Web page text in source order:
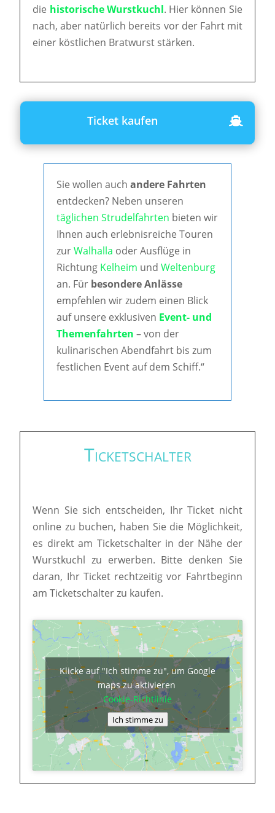
die historische Wurstkuchl. Hier können Sie
nach, aber natürlich bereits vor der Fahrt mit
einer köstlichen Bratwurst stärken.
Ticket kaufen
Sie wollen auch andere Fahrten
entdecken? Neben unseren
täglichen Strudelfahrten bieten wir
Ihnen auch erlebnisreiche Touren
zurWalhalla oder Ausflüge in
Richtung Kelheim und Weltenburg
an. Für besondere Anlässe
empfehlen wir zudem einen Blick
auf unsere exklusiven Event- und
Themenfahrten – von der
kulinarischen Abendfahrt bis zum
festlichen Event auf dem Schiff.“
Ticketschalter
Wenn Sie sich entscheiden, Ihr Ticket nicht
online zu buchen, haben Sie die Möglichkeit,
es direkt am Ticketschalter in der Nähe der
Wurstkuchl zu erwerben. Bitte denken Sie
daran, Ihr Ticket rechtzeitig vor Fahrtbeginn
am Ticketschalter zu kaufen.
Klicke auf "Ich stimme zu", um Google
maps zu aktivieren
Cookie-Richtlinie
Ich stimme zu